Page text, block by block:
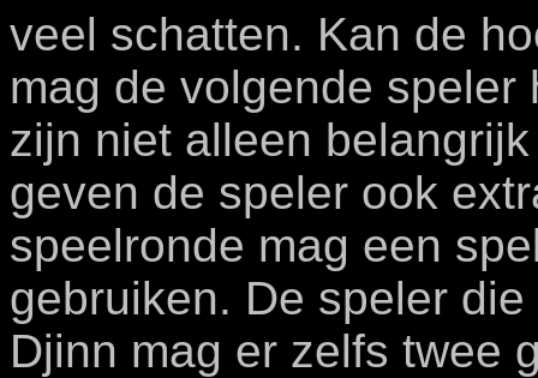
veel schatten. Kan de
mag de volgende
zijn niet alleen
geven de speler ook
speelronde mag een
gebruiken. De speler
Djinn mag er zelfs twee